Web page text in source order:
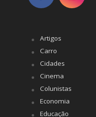
Artigos
Carro
Cidades
Cinema
Colunistas
Economia
Educação